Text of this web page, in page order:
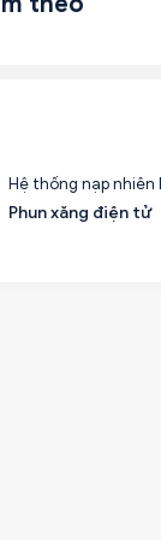
Hệ thống nạp nhiên
Phun xăng điện tử